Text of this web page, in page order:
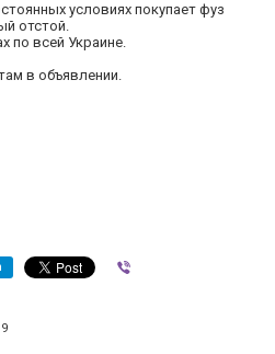
условиях покупает фуз
отстой.
по всей Украине.
в объявлении.
9